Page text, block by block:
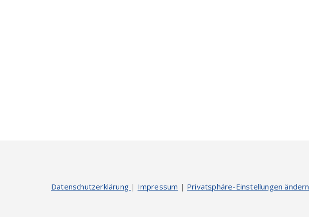
Datenschutzerklärung | Impressum | Privatsphäre-Einstellungen ändern